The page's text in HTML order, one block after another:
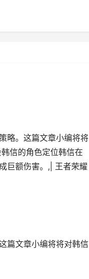
略。这篇文章小编将将
信的角色定位韩信在
巨额伤害。,| 王者荣耀
篇文章小编将将对韩信